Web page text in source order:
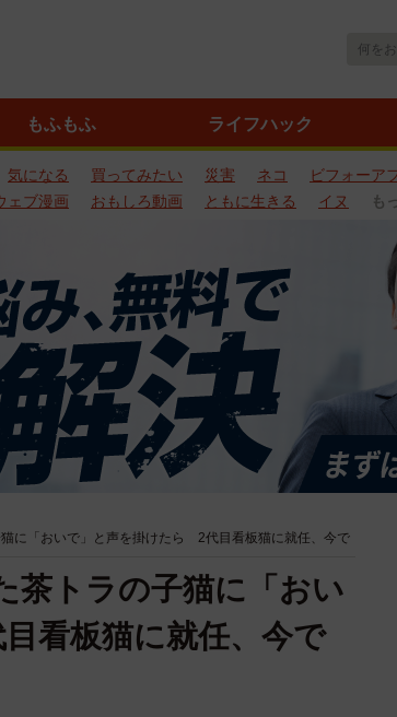
もふもふ ライフハック
気になる 買ってみたい 災害 ネコ ビフォーア
ェブ漫画 おもしろ動画 ともに生きる イヌ も
に「おいで」と声を掛けたら 2代目看板猫に就任、今で
茶トラの子猫に「おい
看板猫に就任、今で